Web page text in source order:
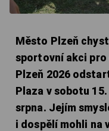
Město Plzeň
sportovní akci
Plzeň 2026
Plaza v sobotu
srpna. Jejím
i dospělí mohli na